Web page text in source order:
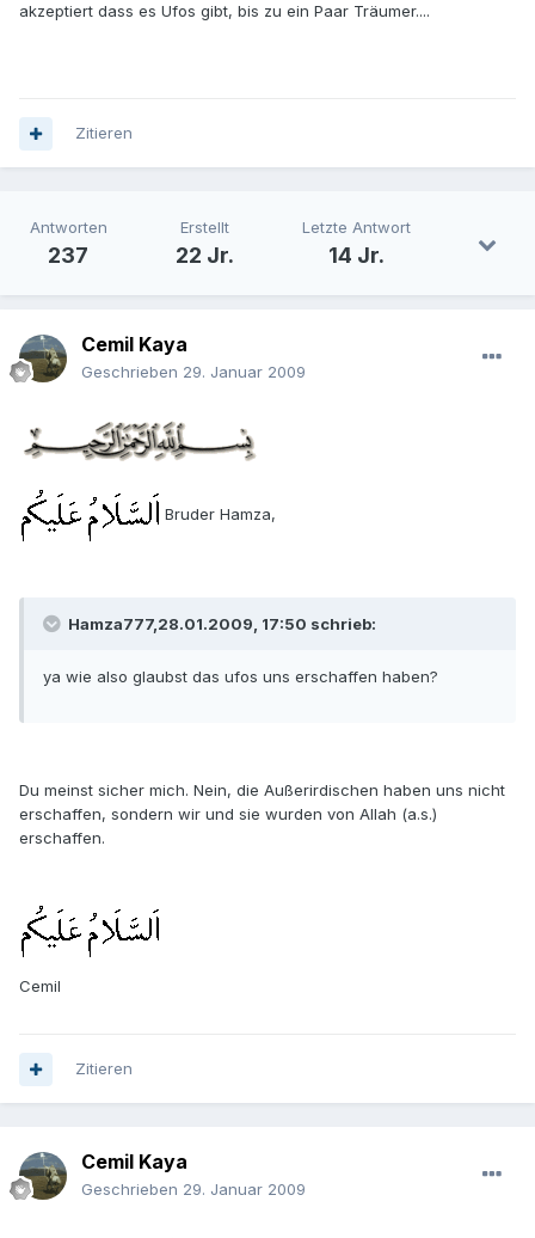
akzeptiert dass es Ufos gibt, bis zu ein Paar Träumer....
Zitieren
Antworten
237
Erstellt
22 Jr.
Letzte Antwort
14 Jr.
Cemil Kaya
Geschrieben 29. Januar 2009
Bruder Hamza,
Hamza777,28.01.2009, 17:50 schrieb:
ya wie also glaubst das ufos uns erschaffen haben?
Du meinst sicher mich. Nein, die Außerirdischen haben uns nicht
erschaffen, sondern wir und sie wurden von Allah (a.s.)
erschaffen.
Cemil
Zitieren
Cemil Kaya
Geschrieben 29. Januar 2009